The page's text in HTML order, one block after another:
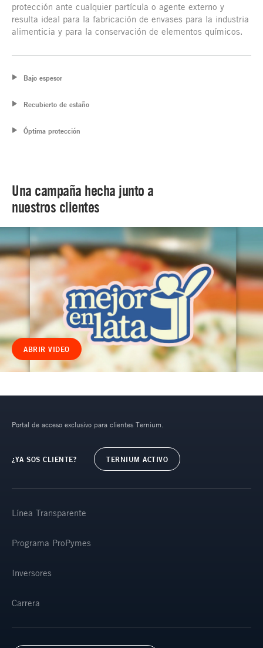
protección ante cualquier partícula o agente externo y
resulta ideal para la fabricación de envases para la industria
alimenticia y para la conservación de elementos químicos.
Bajo espesor
Recubierto de estaño
Óptima protección
Una campaña hecha junto a
nuestros clientes
ABRIR VIDEO
Portal de acceso exclusivo para clientes Ternium.
¿YA SOS CLIENTE? TERNIUM ACTIVO
Línea Transparente
Programa ProPymes
Inversores
Carrera